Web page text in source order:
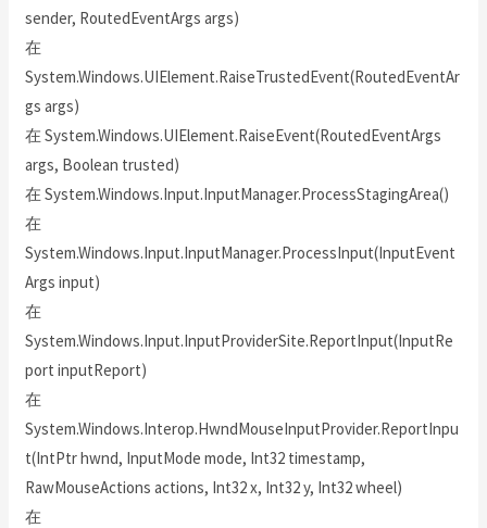
sender, RoutedEventArgs args)
在
System.Windows.UIElement.RaiseTrustedEvent(RoutedEventAr
gs args)
在 System.Windows.UIElement.RaiseEvent(RoutedEventArgs
args, Boolean trusted)
在 System.Windows.Input.InputManager.ProcessStagingArea()
在
System.Windows.Input.InputManager.ProcessInput(InputEvent
Args input)
在
System.Windows.Input.InputProviderSite.ReportInput(InputRe
port inputReport)
在
System.Windows.Interop.HwndMouseInputProvider.ReportInpu
t(IntPtr hwnd, InputMode mode, Int32 timestamp,
RawMouseActions actions, Int32 x, Int32 y, Int32 wheel)
在